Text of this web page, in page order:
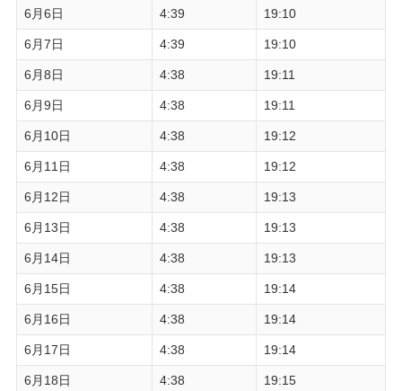
6月6日 4:39 19:10
6月7日 4:39 19:10
6月8日 4:38 19:11
6月9日 4:38 19:11
6月10日 4:38 19:12
6月11日 4:38 19:12
6月12日 4:38 19:13
6月13日 4:38 19:13
6月14日 4:38 19:13
6月15日 4:38 19:14
6月16日 4:38 19:14
6月17日 4:38 19:14
6月18日 4:38 19:15